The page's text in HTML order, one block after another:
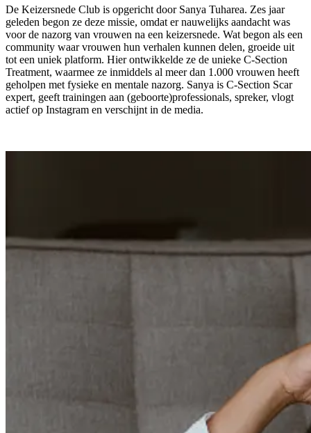
De Keizersnede Club is opgericht door Sanya Tuharea. Zes jaar
geleden begon ze deze missie, omdat er nauwelijks aandacht was
voor de nazorg van vrouwen na een keizersnede. Wat begon als een
community waar vrouwen hun verhalen kunnen delen, groeide uit
tot een uniek platform. Hier ontwikkelde ze de unieke C-Section
Treatment, waarmee ze inmiddels al meer dan 1.000 vrouwen heeft
geholpen met fysieke en mentale nazorg. Sanya is C-Section Scar
expert, geeft trainingen aan (geboorte)professionals, spreker, vlogt
actief op Instagram en verschijnt in de media.